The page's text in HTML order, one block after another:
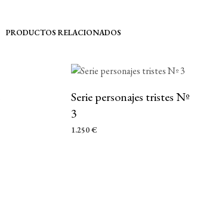
PRODUCTOS RELACIONADOS
Serie personajes tristes Nº
3
1.250€